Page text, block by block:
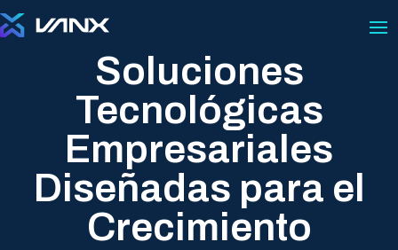
Soluciones
Tecnológicas
Empresariales
Diseñadas para el
Crecimiento